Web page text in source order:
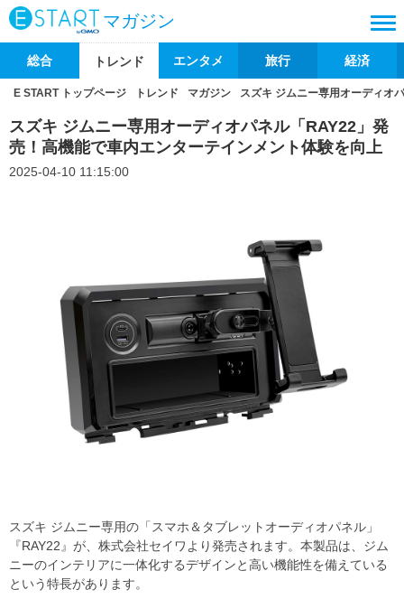
マガジン
総合 トレンド エンタメ 旅行 経済
E START トップページ トレンド マガジン スズキ ジムニー専用オーディオ
スズキ ジムニー専用オーディオパネル「RAY22」発
売！高機能で車内エンターテインメント体験を向上
2025-04-10 11:15:00
スズキ ジムニー専用の「スマホ＆タブレットオーディオパネル」
『RAY22』が、株式会社セイワより発売されます。本製品は、ジム
ニーのインテリアに一体化するデザインと高い機能性を備えている
という特長があります。